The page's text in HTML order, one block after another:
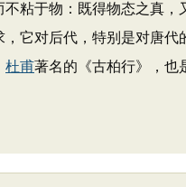
于物：既得物态之真，
它对后代，特别是对唐代
杜甫著名的《古柏行》，也